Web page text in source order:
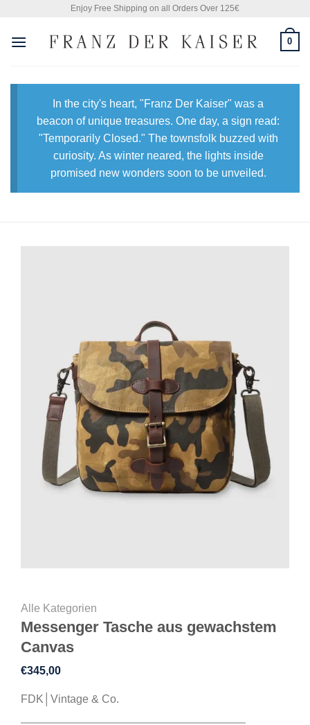
content
Enjoy Free Shipping on all Orders Over 125€
0
In the city's heart, "Franz Der Kaiser" was a
beacon of unique treasures. One day, a sign read:
"Temporarily Closed." The townsfolk buzzed with
curiosity. As winter neared, the lights inside
promised new wonders soon to be unveiled.
Alle Kategorien
Messenger Tasche aus gewachstem
Canvas
€345,00
FDK│Vintage & Co.